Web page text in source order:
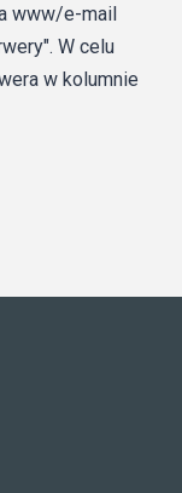
www/e-mail
W celu
w kolumnie